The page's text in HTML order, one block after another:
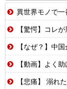
異世界モノで
【驚愕】コレが周来
【なぜ？】中国企業
【動画】よく助
【悲痛】 溺れた11歳